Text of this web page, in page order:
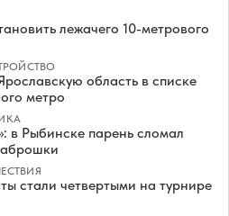
лежачего 10-метрового
область в списке
метро
в Рыбинске парень сломал
стали четвертыми на турнире